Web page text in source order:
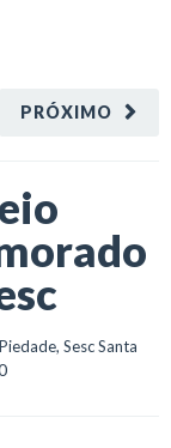
PRÓXIMO
, Sesc Santa